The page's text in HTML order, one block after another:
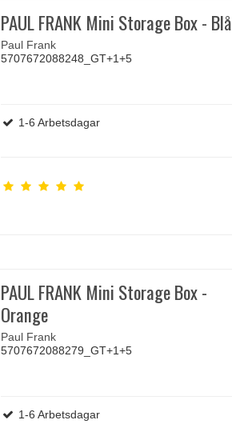
PAUL FRANK Mini Storage Box - Blå
Paul Frank
5707672088248_GT+1+5
1-6 Arbetsdagar
PAUL FRANK Mini Storage Box -
Orange
Paul Frank
5707672088279_GT+1+5
1-6 Arbetsdagar